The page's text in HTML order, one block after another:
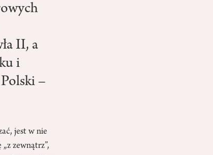
II, a
i
–
jest w nie
zewnątrz”,